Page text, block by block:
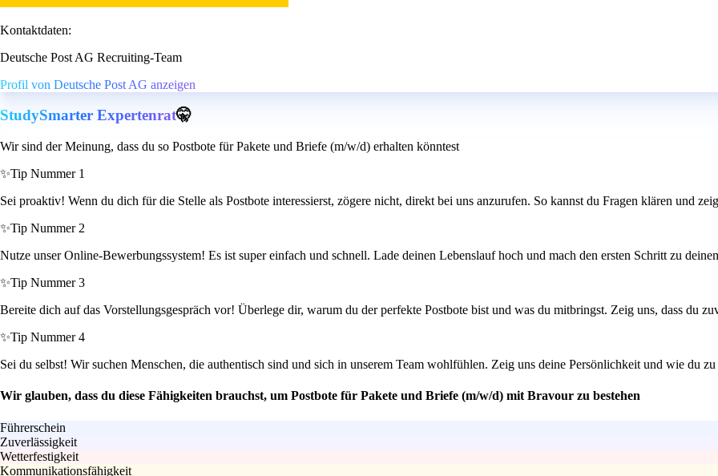
Kontaktdaten:
Deutsche Post AG Recruiting-Team
Profil von Deutsche Post AG anzeigen
StudySmarter Expertenrat🤫
Wir sind der Meinung, dass du so Postbote für Pakete und Briefe (m/w/d) erhalten könntest
✨Tip Nummer 1
Sei proaktiv! Wenn du dich für die Stelle als Postbote interessierst, zögere nicht, direkt bei uns anzurufen. So kannst du Fragen klären und
✨Tip Nummer 2
Nutze unser Online-Bewerbungssystem! Es ist super einfach und schnell. Lade deinen Lebenslauf hoch und mach den ersten Schritt zu
✨Tip Nummer 3
Bereite dich auf das Vorstellungsgespräch vor! Überlege dir, warum du der perfekte Postbote bist und was du mitbringst. Zeig uns, dass du
✨Tip Nummer 4
Sei du selbst! Wir suchen Menschen, die authentisch sind und sich in unserem Team wohlfühlen. Zeig uns deine Persönlichkeit und wie du zu
Wir glauben, dass du diese Fähigkeiten brauchst, um Postbote für Pakete und Briefe (m/w/d) mit Bravour zu bestehen
Führerschein
Zuverlässigkeit
Wetterfestigkeit
Kommunikationsfähigkeit